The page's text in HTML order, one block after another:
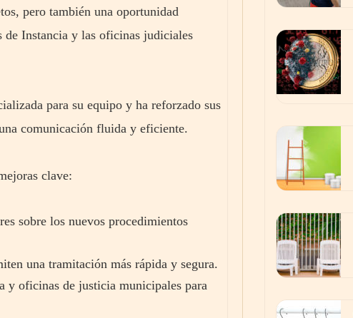
pero también una oportunidad
Instancia y las oficinas judiciales
para su equipo y ha reforzado sus
comunicación fluida y eficiente.
clave:
sobre los nuevos procedimientos
una tramitación más rápida y segura.
y oficinas de justicia municipales para